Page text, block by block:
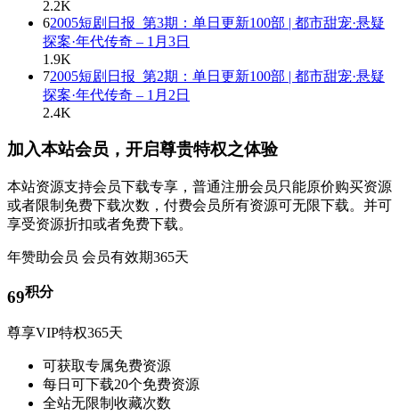
2.2K
62005短剧日报_第3期：单日更新100部 | 都市甜宠·悬疑
探案·年代传奇 – 1月3日
1.9K
72005短剧日报_第2期：单日更新100部 | 都市甜宠·悬疑
探案·年代传奇 – 1月2日
2.4K
加入本站会员，开启尊贵特权之体验
本站资源支持会员下载专享，普通注册会员只能原价购买资源
或者限制免费下载次数，付费会员所有资源可无限下载。并可
享受资源折扣或者免费下载。
年赞助会员 会员有效期365天
69积分
尊享VIP特权365天
可获取专属免费资源
每日可下载20个免费资源
全站无限制收藏次数